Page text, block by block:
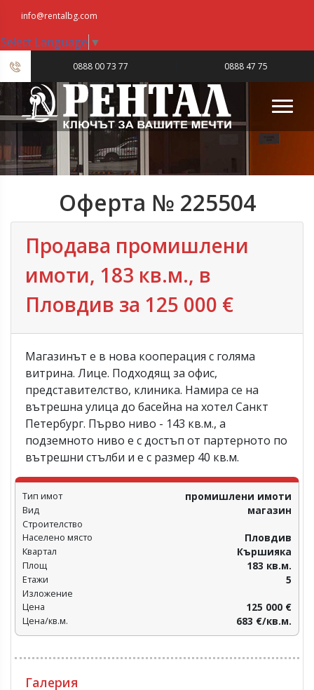
info@rentalbg.com
Select Language ▼
0888 00 73 77 0888 47 75
23
Оферта № 225504
Продава промишлени
имоти, 183 кв.м., в
Пловдив‎ за 125 000 €
Магазинът е в нова кооперация с голяма
витрина. Лице. Подходящ за офис,
представителство, клиника. Намира се на
вътрешна улица до басейна на хотел Санкт
Петербург. Първо ниво - 143 кв.м., а
подземното ниво е с достъп от партерното по
вътрешни стълби и е с размер 40 кв.м.
Тип имот промишлени имоти
Вид магазин
Строителство
Населено място
Пловдив‎
Квартал Кършияка
Площ 183 кв.м.
Етажи 5
Изложение
Цена
125 000 €
Цена/кв.м. 683 €/кв.м.
Галерия